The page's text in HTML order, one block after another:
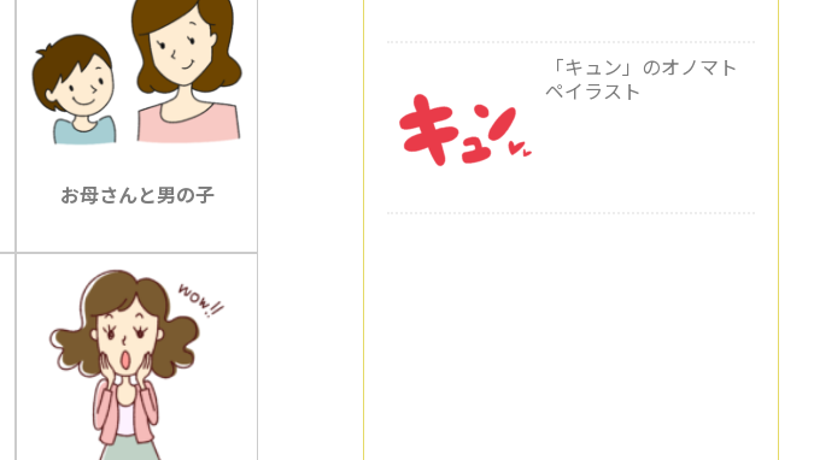
お母さんと男の子
「キュン」のオノマト
ペイラスト